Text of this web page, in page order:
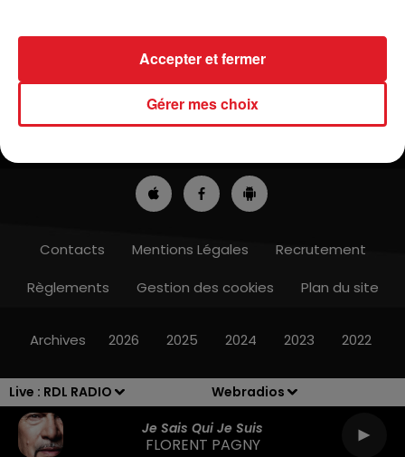
Live : RDL RADIO
Webradios
Je Sais Qui Je Suis
FLORENT PAGNY
RADIO
Contacts Mentions Légales
Recrutement
Règlements
Gestion des cookies Plan du site
Archives 2026 2025 2024 2023 2022
Gérer mes choix
Accepter et fermer